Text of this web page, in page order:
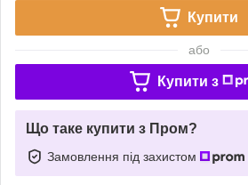
Купити
або
Купити з
Що таке купити з Пром?
Замовлення під захистом